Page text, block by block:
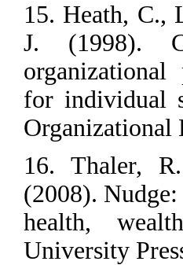
15. Heath, C.,
J. (1998).
organizational
for individual
Organizational
16. Thaler,
(2008).
health,
University